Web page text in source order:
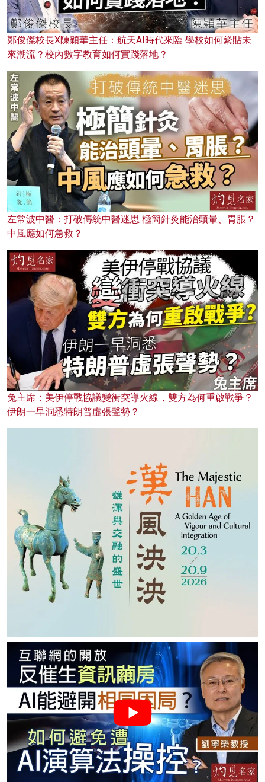
鄭俊傑校長X陳穎華主任：航天AI時代來臨 學校如何緊貼未
來潮流？校內數字教育如何實踐落地？
左常波中醫：打破傳統中醫迷思 極簡針灸能治頭暈、胃脹？
中風應如何急救？
兔主席：美伊停戰協議變衝突導火線，雙方為何重啟戰爭？
伊朗一早洞悉特朗普虛張聲勢？